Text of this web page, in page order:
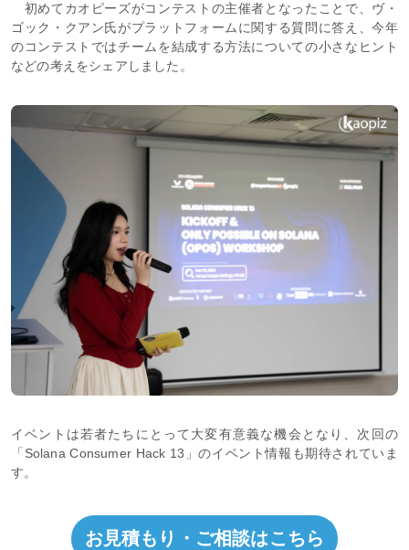
初めてカオピーズがコンテストの主催者となったことで、ヴ・
ゴック・クアン氏がプラットフォームに関する質問に答え、今年
のコンテストではチームを結成する方法についての小さなヒント
などの考えをシェアしました。
イベントは若者たちにとって大変有意義な機会となり、次回の
「Solana Consumer Hack 13」のイベント情報も期待されていま
す。
お見積もり・ご相談はこちら